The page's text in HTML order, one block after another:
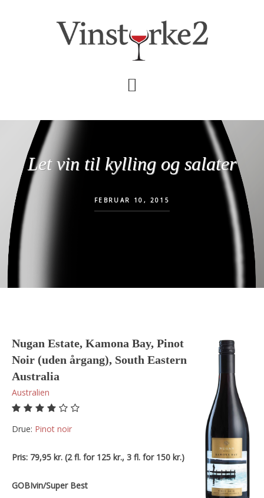
Let vin til kylling og salater
FEBRUAR 10, 2015
Nugan Estate, Kamona Bay, Pinot
Noir (uden årgang), South Eastern
Australia
Australien
Drue: pinot noir
Pris: 79,95 kr. (2 fl. for 125 kr., 3 fl. for 150 kr.)
GOBIvin/Super Best